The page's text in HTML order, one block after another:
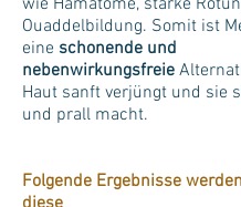
wie Hämatome, starke
Ouaddelbildung. Somit ist
eine schonende und
nebenwirkungsfreie
Haut sanft verjüngt und sie
und prall macht.
Folgende Ergebnisse